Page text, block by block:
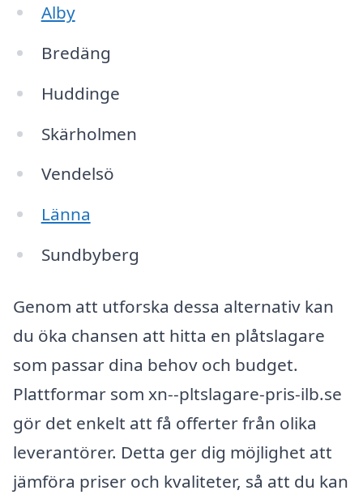
Alby
Bredäng
Huddinge
Skärholmen
Vendelsö
Länna
Sundbyberg
Genom att utforska dessa alternativ kan
du öka chansen att hitta en plåtslagare
som passar dina behov och budget.
Plattformar som xn--pltslagare-pris-ilb.se
gör det enkelt att få offerter från olika
leverantörer. Detta ger dig möjlighet att
jämföra priser och kvaliteter, så att du kan